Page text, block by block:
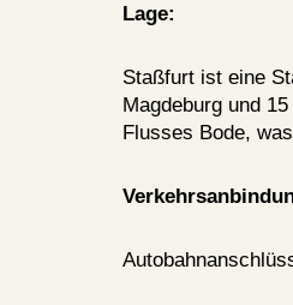
Lage:
Staßfurt ist eine
Magdeburg und
Flusses Bode,